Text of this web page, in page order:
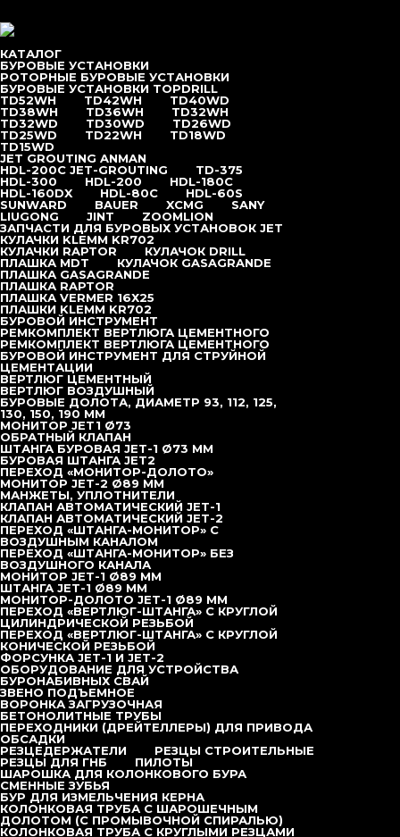
КАТАЛОГ
БУРОВЫЕ УСТАНОВКИ
РОТОРНЫЕ БУРОВЫЕ УСТАНОВКИ
БУРОВЫЕ УСТАНОВКИ TOPDRILL
TD52WH
TD42WH
TD40WD
TD38WH
TD36WH
TD32WH
TD32WD
TD30WD
TD26WD
TD25WD
TD22WH
TD18WD
TD15WD
JET GROUTING ANMAN
HDL-200C JET-GROUTING
TD-375
HDL-300
HDL-200
HDL-180С
HDL-160DX
HDL-80C
HDL-60S
SUNWARD
BAUER XCMG
SANY
LIUGONG
JINT
ZOOMLION
ЗАПЧАСТИ ДЛЯ БУРОВЫХ УСТАНОВОК JET
КУЛАЧКИ KLEMM KR702
КУЛАЧКИ RAPTOR
КУЛАЧОК DRILL
ПЛАШКА MDT
КУЛАЧОК GASAGRANDE
ПЛАШКА GASAGRANDE
ПЛАШКА RAPTOR
ПЛАШКА VERMER 16Х25
ПЛАШКИ KLEMM KR702
БУРОВОЙ ИНСТРУМЕНТ
РЕМКОМПЛЕКТ ВЕРТЛЮГА ЦЕМЕНТНОГО
РЕМКОМПЛЕКТ ВЕРТЛЮГА ЦЕМЕНТНОГО
БУРОВОЙ ИНСТРУМЕНТ ДЛЯ СТРУЙНОЙ
ЦЕМЕНТАЦИИ
ВЕРТЛЮГ ЦЕМЕНТНЫЙ
ВЕРТЛЮГ ВОЗДУШНЫЙ
БУРОВЫЕ ДОЛОТА, ДИАМЕТР 93, 112, 125,
130, 150, 190 ММ
МОНИТОР JET1 Ø73
ОБРАТНЫЙ КЛАПАН
ШТАНГА БУРОВАЯ JET-1 Ø73 ММ
БУРОВАЯ ШТАНГА JET2
ПЕРЕХОД «МОНИТОР-ДОЛОТО»
МОНИТОР JET-2 Ø89 ММ
МАНЖЕТЫ, УПЛОТНИТЕЛИ
КЛАПАН АВТОМАТИЧЕСКИЙ JET-1
КЛАПАН АВТОМАТИЧЕСКИЙ JET-2
ПЕРЕХОД «ШТАНГА-МОНИТОР» С
ВОЗДУШНЫМ КАНАЛОМ
ПЕРЕХОД «ШТАНГА-МОНИТОР» БЕЗ
ВОЗДУШНОГО КАНАЛА
МОНИТОР JET-1 Ø89 ММ
ШТАНГА JET-1 Ø89 ММ
МОНИТОР-ДОЛОТО JET-1 Ø89 ММ
ПЕРЕХОД «ВЕРТЛЮГ-ШТАНГА» С КРУГЛОЙ
ЦИЛИНДРИЧЕСКОЙ РЕЗЬБОЙ
ПЕРЕХОД «ВЕРТЛЮГ-ШТАНГА» С КРУГЛОЙ
КОНИЧЕСКОЙ РЕЗЬБОЙ
ФОРСУНКА JET-1 И JET-2
ОБОРУДОВАНИЕ ДЛЯ УСТРОЙСТВА
БУРОНАБИВНЫХ СВАЙ
ЗВЕНО ПОДЪЕМНОЕ
ВОРОНКА ЗАГРУЗОЧНАЯ
БЕТОНОЛИТНЫЕ ТРУБЫ
ПЕРЕХОДНИКИ (ДРЕЙТЕЛЛЕРЫ) ДЛЯ ПРИВОДА
ОБСАДКИ
РЕЗЦЕДЕРЖАТЕЛИ
РЕЗЦЫ СТРОИТЕЛЬНЫЕ
РЕЗЦЫ ДЛЯ ГНБ
ПИЛОТЫ
ШАРОШКА ДЛЯ КОЛОНКОВОГО БУРА
СМЕННЫЕ ЗУБЬЯ
БУР ДЛЯ ИЗМЕЛЬЧЕНИЯ КЕРНА
КОЛОНКОВАЯ ТРУБА С ШАРОШЕЧНЫМ
ДОЛОТОМ (С ПРОМЫВОЧНОЙ СПИРАЛЬЮ)
КОЛОНКОВАЯ ТРУБА С КРУГЛЫМИ РЕЗЦАМИ
Главная / Каталог Буровой инструмент
меню
Каталог
Буровые установки
Роторные буровые установки
Буровые установки Topdrill
TD15WD
TD18WD
TD22WH
TD25WD
TD26WD
TD30WD
TD32WD
TD32WH
TD36WH
TD38WH
TD40WD
TD42WH
TD52WH
Jet Grouting Anman
HDL-60S
HDL-80C
HDL-160DX
HDL-180С
HDL-200
HDL-300
TD-375
HDL-200C Jet-grouting
Sunward
Bauer
Xcmg
Sany
LiuGong
JINT
Zoomlion
Запчасти для буровых установок JET
Плашки Klemm KR702
Плашка Vermer 16х25
Плашка Raptor
Плашка Gasagrande
Кулачок Gasagrande
Плашка MDT
Кулачок Drill
Кулачки Raptor
Кулачки Klemm KR702
Буровой инструмент
Ремкомплект вертлюга цементного
Ремкомплект вертлюга цементного
Буровой инструмент для струйной цементации
ФОРСУНКА JET-1 И JET-2
Переход «Вертлюг-Штанга» с круглой конической
резьбой
Переход «Вертлюг-Штанга» с круглой цилиндрической
резьбой
Монитор-Долото Jet-1 Ø89 мм
Штанга Jet-1 Ø89 мм
Монитор Jet-1 ø89 мм
Переход «Штанга-Монитор» без воздушного канала